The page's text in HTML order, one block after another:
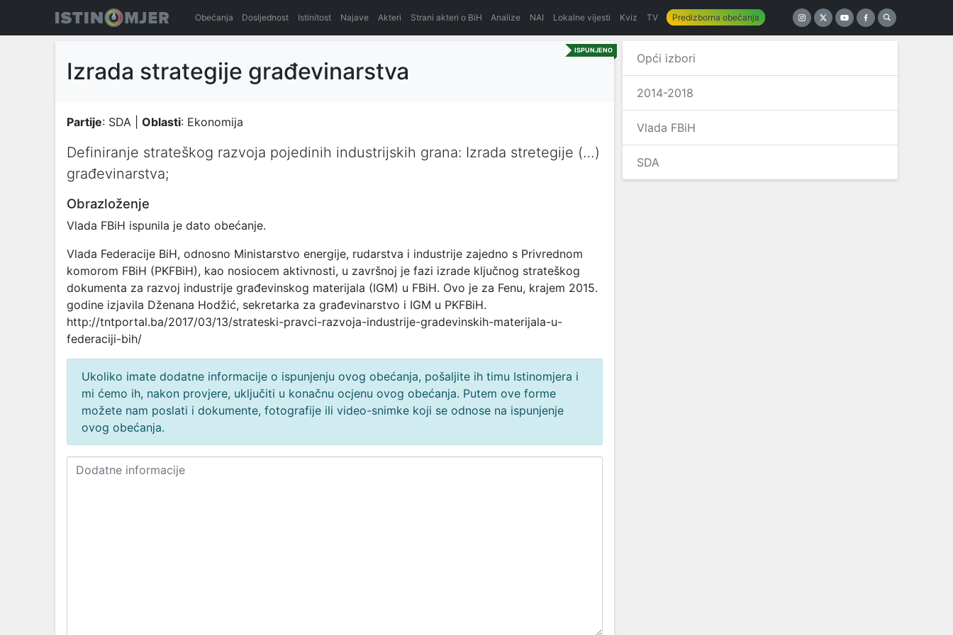
Obećanja Dosljednost Istinitost Najave Akteri Strani akteri o BiH Analize NAI Lokalne vijesti Kviz TV Predizborna obećanja
ISPUNJENO
Izrada strategije građevinarstva
Partije: SDA | Oblasti: Ekonomija
Definiranje strateškog razvoja pojedinih industrijskih grana: Izrada stretegije (…)
građevinarstva;
Obrazloženje
Vlada FBiH ispunila je dato obećanje.
Vlada Federacije BiH, odnosno Ministarstvo energije, rudarstva i industrije zajedno s Privrednom
komorom FBiH (PKFBiH), kao nosiocem aktivnosti, u završnoj je fazi izrade ključnog strateškog
dokumenta za razvoj industrije građevinskog materijala (IGM) u FBiH. Ovo je za Fenu, krajem 2015.
godine izjavila Dženana Hodžić, sekretarka za građevinarstvo i IGM u PKFBiH.
http://tntportal.ba/2017/03/13/strateski-pravci-razvoja-industrije-gradevinskih-materijala-u-
federaciji-bih/
Ukoliko imate dodatne informacije o ispunjenju ovog obećanja, pošaljite ih timu Istinomjera i
mi ćemo ih, nakon provjere, uključiti u konačnu ocjenu ovog obećanja. Putem ove forme
možete nam poslati i dokumente, fotografije ili video-snimke koji se odnose na ispunjenje
ovog obećanja.
Opći izbori
2014-2018
Vlada FBiH
SDA